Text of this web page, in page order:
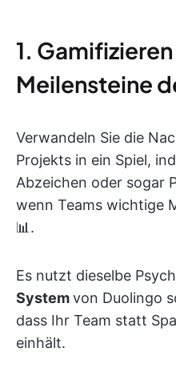
1. Gamifizieren
Meilensteine
Verwandeln Sie die
Projekts in ein Spiel,
Abzeichen oder sogar
wenn Teams wichtige
📊.
Es nutzt dieselbe
Systemvon Duolingo
dass Ihr Team statt
einhält.